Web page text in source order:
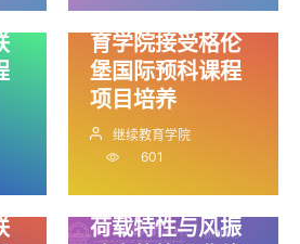
（深圳）继续教
育学院接受格伦
堡国际预科课程
项目培养
继续教育学院
601
堂：高层建筑风
荷载特性与风振